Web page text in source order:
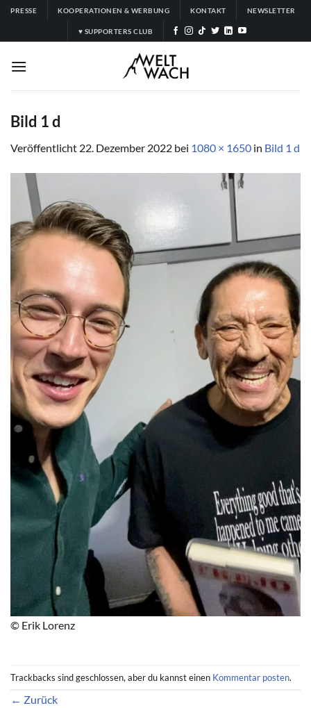
Zum
springen
PRESSE KOOPERATIONEN & WERBUNG KONTAKT NEWSLETTER
♥ SUPPORTERS CLUB
Bild 1 d
Veröffentlicht 22. Dezember 2022 bei 1080 × 1650 in Bild 1 d
© Erik Lorenz
Trackbacks sind geschlossen, aber du kannst einen Kommentar posten.
← Zurück